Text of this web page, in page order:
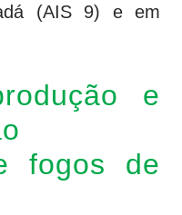
(AIS 9) e em
e
fogos de